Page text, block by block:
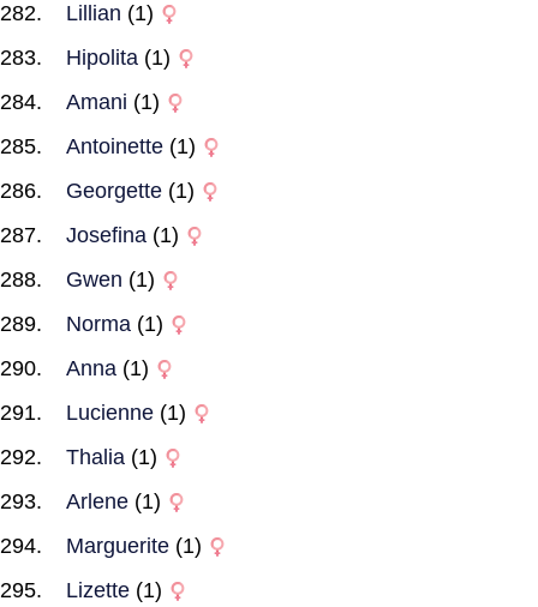
Lillian (1)
Hipolita (1)
Amani (1)
Antoinette (1)
Georgette (1)
Josefina (1)
Gwen (1)
Norma (1)
Anna (1)
Lucienne (1)
Thalia (1)
Arlene (1)
Marguerite (1)
Lizette (1)